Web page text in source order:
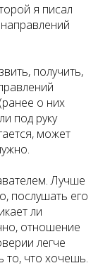
я писал
получить,
о них
под руку
может
Лучше
послушать его
ли
отношение
легче
то, что хочешь.